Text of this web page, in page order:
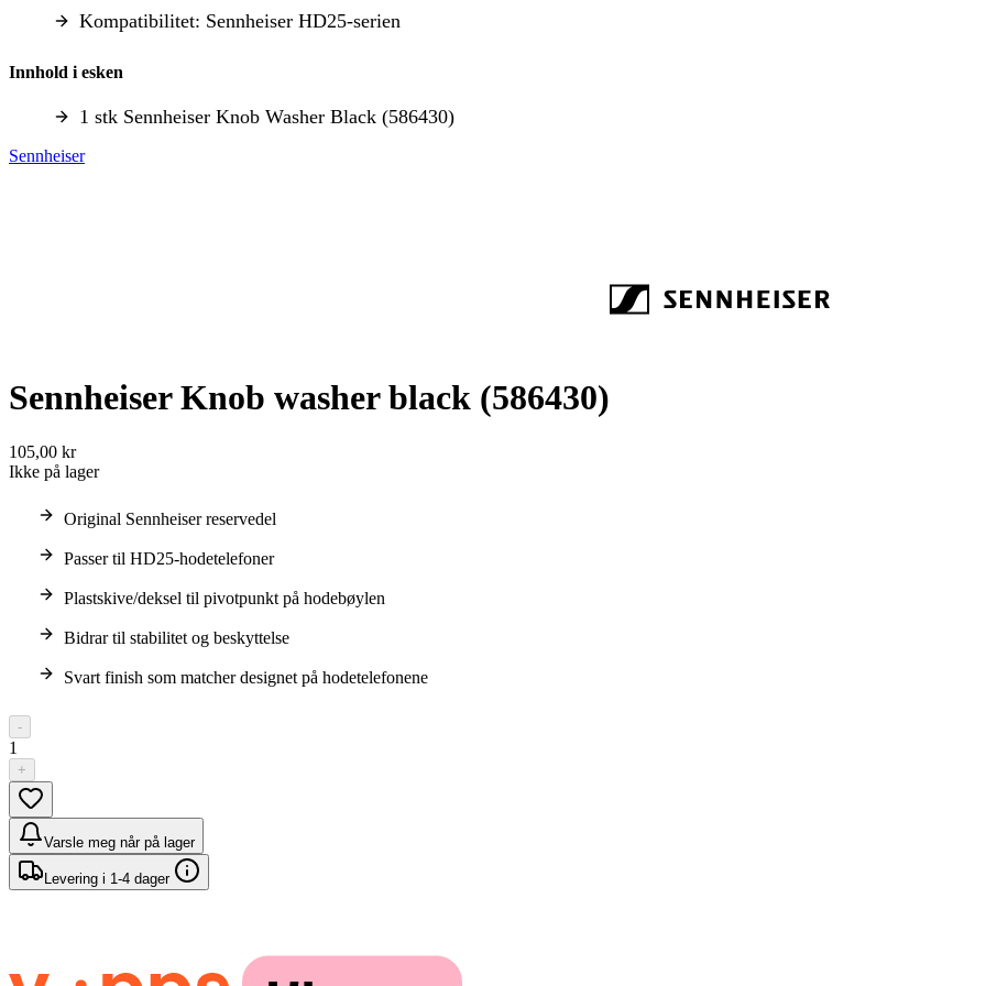
Kompatibilitet: Sennheiser HD25-serien
Innhold i esken
1 stk Sennheiser Knob Washer Black (586430)
Sennheiser
Sennheiser Knob washer black (586430)
105,00 kr
Ikke på lager
Original Sennheiser reservedel
Passer til HD25-hodetelefoner
Plastskive/deksel til pivotpunkt på hodebøylen
Bidrar til stabilitet og beskyttelse
Svart finish som matcher designet på hodetelefonene
-
1
+
Varsle meg når på lager
Levering i 1-4 dager